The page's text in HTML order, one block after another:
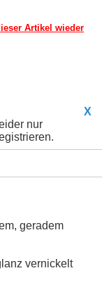
Artikel wieder
X
nur
geradem
vernickelt